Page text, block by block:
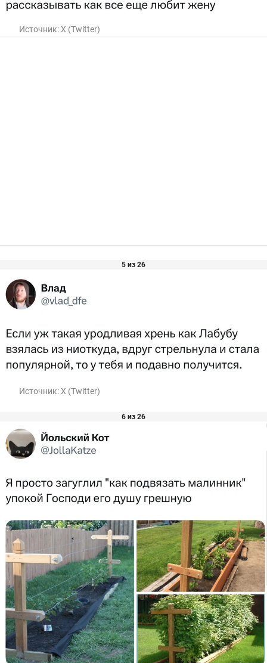
Источник:X (Twitter)
5 из 26
Источник:X (Twitter)
6 из 26